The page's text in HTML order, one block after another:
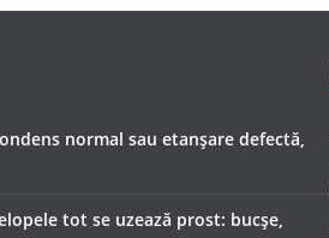
normal sau etanșare defectă,
tot se uzează prost: bucșe,